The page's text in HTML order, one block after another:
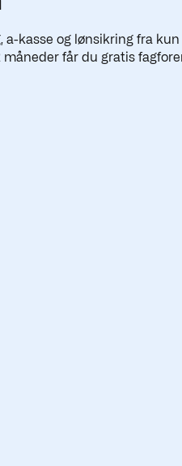
a-kasse og lønsikring fra
måneder får du gratis